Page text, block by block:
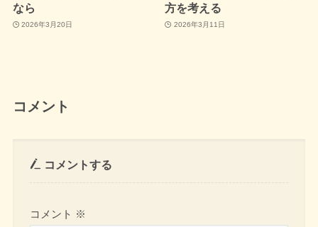
なら
2026年3月20日
方を考える
2026年3月11日
コメント
コメントする
コメント ※